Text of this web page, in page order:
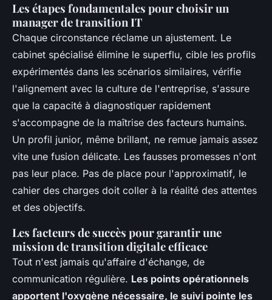
Les étapes fondamentales pour choisir un
manager de transition IT
Chaque circonstance réclame un ajustement. Le
cabinet spécialisé élimine le superflu, cible les profils
expérimentés dans les scénarios similaires, vérifie
l'alignement avec la culture de l'entreprise, s'assure
que la capacité à diagnostiquer rapidement
s'accompagne de la maîtrise des facteurs humains.
Un profil junior, même brillant, ne remue jamais assez
vite une fusion délicate. Les fausses promesses n'ont
pas leur place. Pas de place pour l'approximatif, le
cahier des charges doit coller à la réalité des attentes
et des objectifs.
Les facteurs de succès pour garantir une
mission de transition digitale efficace
Tout n'est jamais qu'affaire d'échange, de
communication régulière. Les points opérationnels
apportent l'oxygène nécessaire, le suivi pointe les